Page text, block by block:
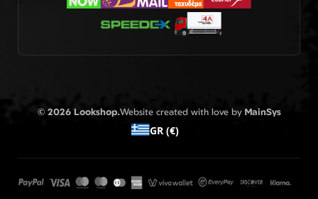
© 2026 Lookshop.Website created with love by MainSys
GR (€)